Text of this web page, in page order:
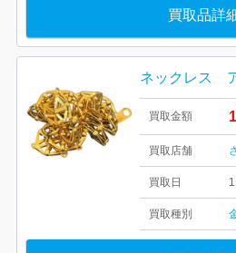
買取品詳
買取金額
買取店舗
買取日
買取種別